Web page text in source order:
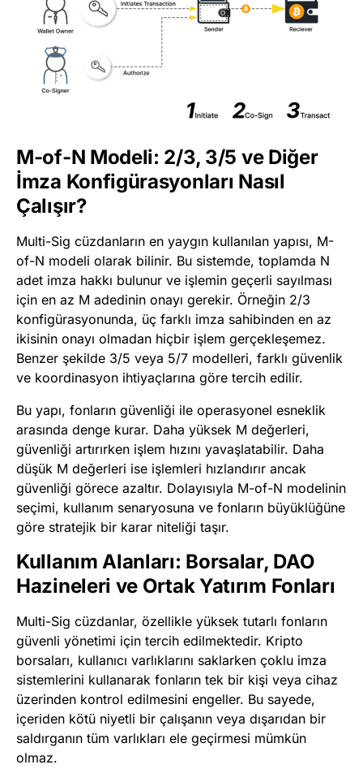
M-of-N Modeli: 2/3, 3/5 ve Diğer
İmza Konfigürasyonları Nasıl
Çalışır?
Multi-Sig cüzdanların en yaygın kullanılan yapısı, M-
of-N modeli olarak bilinir. Bu sistemde, toplamda N
adet imza hakkı bulunur ve işlemin geçerli sayılması
için en az M adedinin onayı gerekir. Örneğin 2/3
konfigürasyonunda, üç farklı imza sahibinden en az
ikisinin onayı olmadan hiçbir işlem gerçekleşemez.
Benzer şekilde 3/5 veya 5/7 modelleri, farklı güvenlik
ve koordinasyon ihtiyaçlarına göre tercih edilir.
Bu yapı, fonların güvenliği ile operasyonel esneklik
arasında denge kurar. Daha yüksek M değerleri,
güvenliği artırırken işlem hızını yavaşlatabilir. Daha
düşük M değerleri ise işlemleri hızlandırır ancak
güvenliği görece azaltır. Dolayısıyla M-of-N modelinin
seçimi, kullanım senaryosuna ve fonların büyüklüğüne
göre stratejik bir karar niteliği taşır.
Kullanım Alanları: Borsalar, DAO
Hazineleri ve Ortak Yatırım Fonları
Multi-Sig cüzdanlar, özellikle yüksek tutarlı fonların
güvenli yönetimi için tercih edilmektedir. Kripto
borsaları, kullanıcı varlıklarını saklarken çoklu imza
sistemlerini kullanarak fonların tek bir kişi veya cihaz
üzerinden kontrol edilmesini engeller. Bu sayede,
içeriden kötü niyetli bir çalışanın veya dışarıdan bir
saldırganın tüm varlıkları ele geçirmesi mümkün
olmaz.